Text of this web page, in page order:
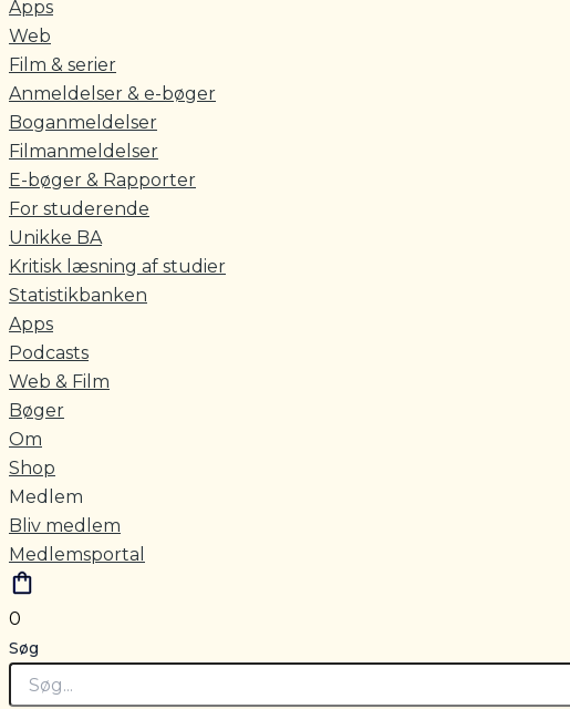
Apps
Web
Film & serier
Anmeldelser & e-bøger
Boganmeldelser
Filmanmeldelser
E-bøger & Rapporter
For studerende
Unikke BA
Kritisk læsning af studier
Statistikbanken
Apps
Podcasts
Web & Film
Bøger
Om
Shop
Medlem
Bliv medlem
Medlemsportal
0
Søg